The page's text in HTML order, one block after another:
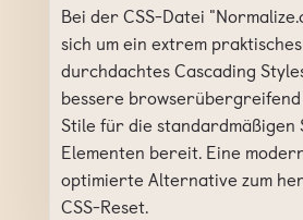
Bei der CSS-Datei
sich um ein extrem
durchdachtes Cascading
bessere
Stile für die standardmäßigen
Elementen bereit. Eine
optimierte Alternative zum
CSS-Reset.